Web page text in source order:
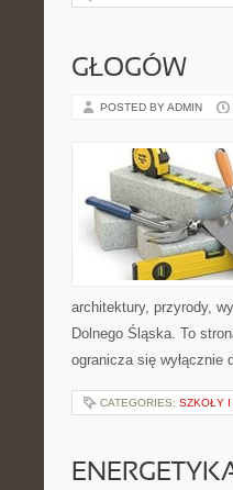
GŁOGÓW
POSTED BY ADMIN
architektury, przyrody,
Dolnego Śląska. To
ogranicza się
CATEGORIES: SZKOŁY I